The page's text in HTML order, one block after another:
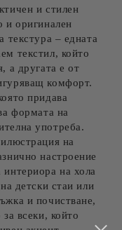
ден.и стилен
и оригинален
текстура – едната
текстил, който
а другата е от
комфорт.
придава
формата на
употреба.
на
настроение
на хола
детски стаи или
и почистване,
всеки, който